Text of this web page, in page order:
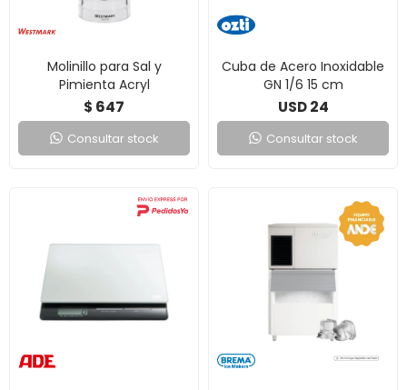
Molinillo para Sal y
Pimienta Acryl
$ 647
Consultar stock
Cuba de Acero Inoxidable
GN 1/6 15 cm
USD 24
Consultar stock